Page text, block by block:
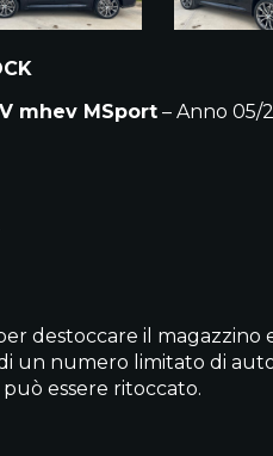
mhev MSport – Anno 05/
destoccare il
un numero limitato di auto
essere ritoccato.